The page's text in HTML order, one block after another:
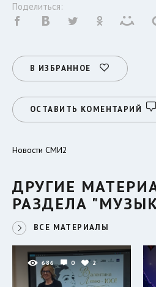
Поделиться:
В ИЗБРАННОЕ
ОСТАВИТЬ КОМЕНТАРИЙ
Новости СМИ2
ДРУГИЕ
РАЗДЕЛА
ВСЕ МАТЕРИАЛЫ
686 0 2